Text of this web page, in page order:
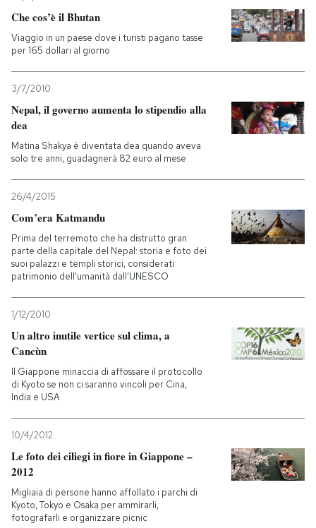
Che cos’è il Bhutan
Viaggio in un paese dove i turisti pagano tasse
per 165 dollari al giorno
3/7/2010
Nepal, il governo aumenta lo stipendio alla
dea
Matina Shakya è diventata dea quando aveva
solo tre anni, guadagnerà 82 euro al mese
26/4/2015
Com’era Katmandu
Prima del terremoto che ha distrutto gran
parte della capitale del Nepal: storia e foto dei
suoi palazzi e templi storici, considerati
patrimonio dell'umanità dall'UNESCO
1/12/2010
Un altro inutile vertice sul clima, a
Cancùn
Il Giappone minaccia di affossare il protocollo
di Kyoto se non ci saranno vincoli per Cina,
India e USA
10/4/2012
Le foto dei ciliegi in fiore in Giappone –
2012
Migliaia di persone hanno affollato i parchi di
Kyoto, Tokyo e Osaka per ammirarli,
fotografarli e organizzare picnic